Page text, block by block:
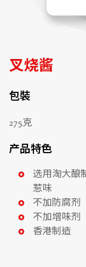
叉烧酱
包裝
275克
产品特色
选用淘大酿
惹味
不加防腐剂
不加增味剂
香港制造